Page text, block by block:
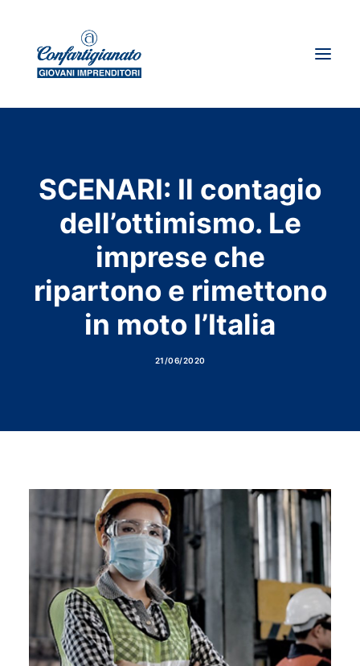
News
Storie d’impresa
I giovani su spirito artigiano
Ricerca
SCENARI: Il contagio
dell’ottimismo. Le
imprese che
ripartono e rimettono
in moto l’Italia
21/06/2020